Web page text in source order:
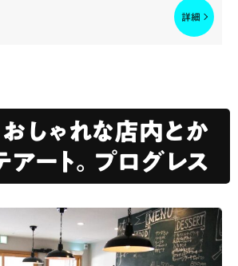
おしゃれな店内とか
アート。プログレス